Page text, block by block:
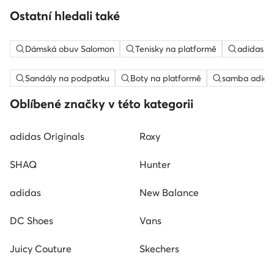
Ostatní hledali také
Dámská obuv Salomon Tenisky na platformě adidas
Sandály na podpatku Boty na platformě samba
Oblíbené značky v této kategorii
adidas Originals Roxy
SHAQ Hunter
adidas New Balance
DC Shoes Vans
Juicy Couture Skechers